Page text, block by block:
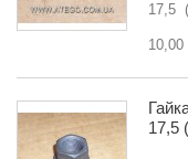
17,5
10,00
17,5